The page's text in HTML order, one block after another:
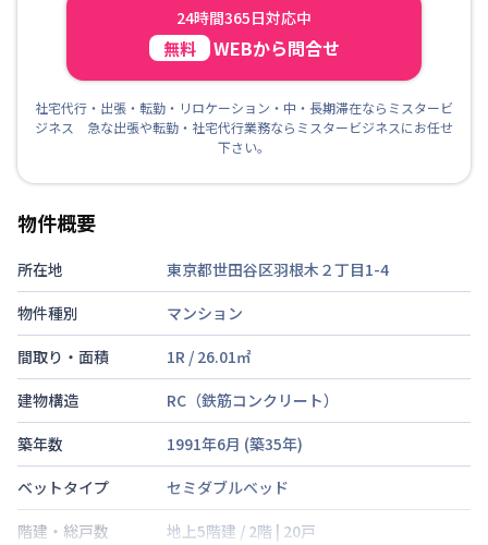
24時間365日対応中
無料 WEBから問合せ
社宅代行・出張・転勤・リロケーション・中・長期滞在ならミスタービ
ジネス 急な出張や転勤・社宅代行業務ならミスタービジネスにお任せ
下さい。
物件概要
所在地
東京都世田谷区羽根木２丁目1-4
物件種別
マンション
間取り・面積
1R / 26.01㎡
建物構造
RC（鉄筋コンクリート）
築年数
1991年6月 (築35年)
ベットタイプ
セミダブルベッド
階建・総戸数
地上5階建 / 2階 | 20戸